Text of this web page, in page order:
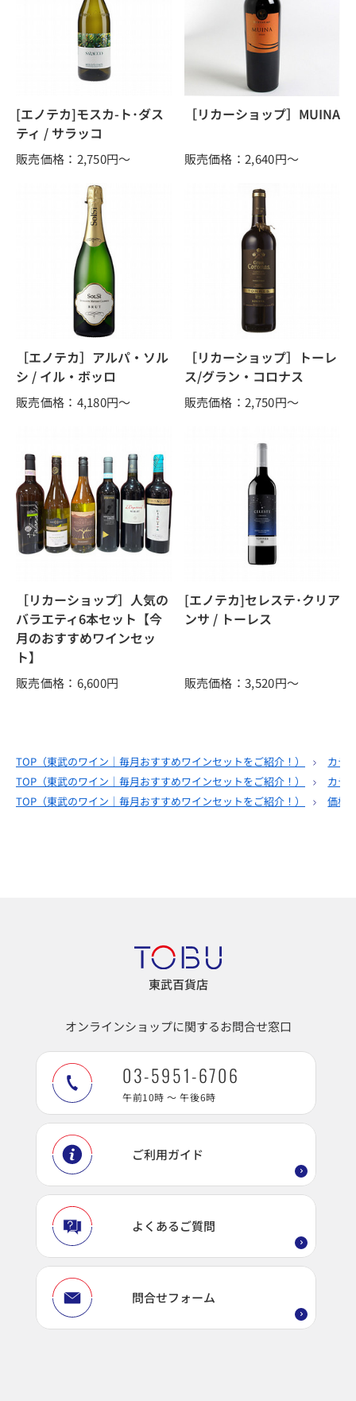
[エノテカ]モスカ-ト･ダス
ティ / サラッコ
販売価格：2,750円～
［リカーショップ］MUINA
販売価格：2,640円～
［エノテカ］アルパ・ソル
シ / イル・ボッロ
販売価格：4,180円～
［リカーショップ］トーレ
ス/グラン・コロナス
販売価格：2,750円～
［リカーショップ］人気の
バラエティ6本セット【今
月のおすすめワインセッ
ト】
販売価格：6,600円
[エノテカ]セレステ･クリア
ンサ / トーレス
販売価格：3,520円～
TOP（東武のワイン｜毎月おすすめワインセットをご紹介！ ）
カテ
TOP（東武のワイン｜毎月おすすめワインセットをご紹介！ ）
カテ
TOP（東武のワイン｜毎月おすすめワインセットをご紹介！ ） 価格
東武百貨店
オンラインショップに関するお問合せ窓口
03-5951-6706
午前10時 ～ 午後6時
ご利用ガイド
よくあるご質問
問合せフォーム